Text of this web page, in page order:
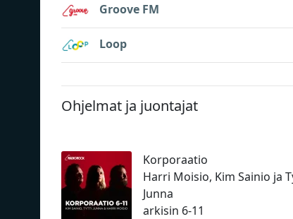
Groove FM
Loop
Ohjelmat ja juontajat
Korporaatio
Harri Moisio, Kim Sainio ja
Junna
arkisin 6-11